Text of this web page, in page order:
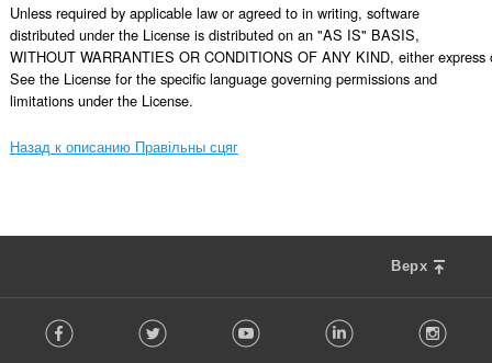
Unless required by applicable law or agreed to in writing, software
distributed under the License is distributed on an "AS IS" BASIS,
WITHOUT WARRANTIES OR CONDITIONS OF ANY KIND, either express
See the License for the specific language governing permissions and
limitations under the License.
Назад к описанию Правільны сцяг
Верх
o Facebook Twitter Youtube LinkedIn